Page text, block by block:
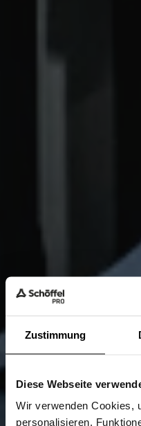
Zustimmung
Diese Webseite
Wir verwenden Cookies,
personalisieren,